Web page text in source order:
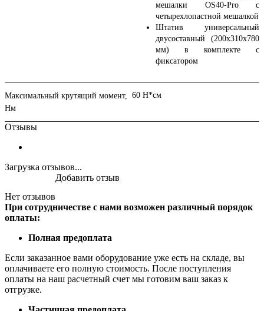
мешалки OS40-Pro с
четырехлопастной мешалкой
Штатив универсальный
двусоставный (200x310x780
мм) в комплекте с
фиксатором
Максимальный крутящий момент,
Нм
60 Н*см
Отзывы
Загрузка отзывов...
Нет отзывов
Добавить отзыв
При сотрудничестве с нами возможен различный порядок
оплаты:
Полная предоплата
Если заказанное вами оборудование уже есть на складе, вы
оплачиваете его полную стоимость. После поступления
оплаты на наш расчетный счет мы готовим ваш заказ к
отгрузке.